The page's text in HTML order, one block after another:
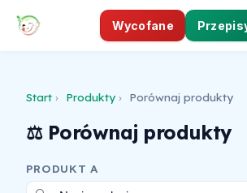
Wycofane
Start › Produkty › Porównaj produkty
⚖️ Porównaj produkty
PRODUKT A